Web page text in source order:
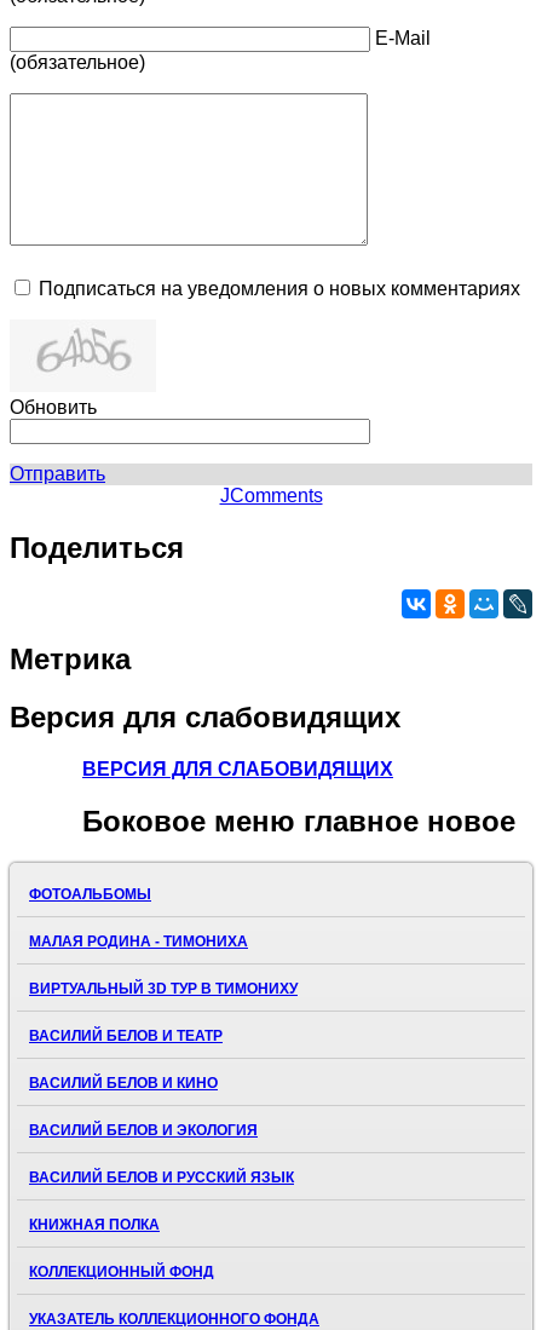
E-Mail
(обязательное)
Подписаться на уведомления о новых комментариях
Обновить
Отправить
JComments
Поделиться
Метрика
Версия для слабовидящих
ВЕРСИЯ ДЛЯ СЛАБОВИДЯЩИХ
Боковое меню главное новое
ФОТОАЛЬБОМЫ
МАЛАЯ РОДИНА - ТИМОНИХА
ВИРТУАЛЬНЫЙ 3D ТУР В ТИМОНИХУ
ВАСИЛИЙ БЕЛОВ И ТЕАТР
ВАСИЛИЙ БЕЛОВ И КИНО
ВАСИЛИЙ БЕЛОВ И ЭКОЛОГИЯ
ВАСИЛИЙ БЕЛОВ И РУССКИЙ ЯЗЫК
КНИЖНАЯ ПОЛКА
КОЛЛЕКЦИОННЫЙ ФОНД
УКАЗАТЕЛЬ КОЛЛЕКЦИОННОГО ФОНДА